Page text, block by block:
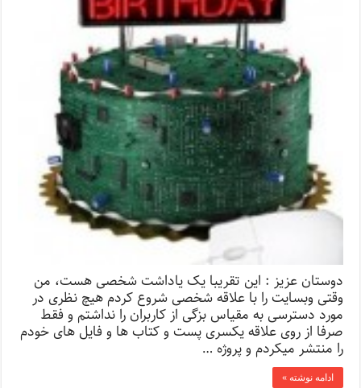
دوستان عزیز : این تقریبا یک یاداشت شخصی هست، من
وقتی وبسایت را با علاقه شخصی شروع کردم هیچ نظری در
مورد دسترسی به مقیاس بزگی از کاربران را نداشتم و فقط
صرفا از روی علاقه یکسری پست و کتاب ها و فایل های خودم
را منتشر میکردم و پروژه …
ادامه نوشته »